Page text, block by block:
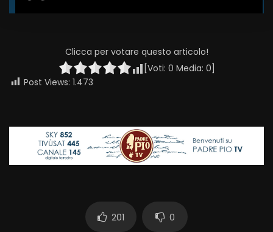
Clicca per votare questo articolo!
[Voti: 0 Media: 0]
Post Views: 1.473
201 0